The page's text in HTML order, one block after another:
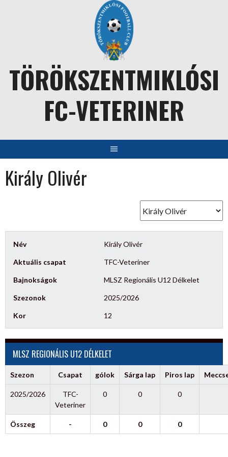
TÖRÖKSZENTMIKLÓSI
FC-VETERINER
Király Olivér
Név Király Olivér
Aktuális csapat TFC-Veteriner
Bajnokságok MLSZ Regionális U12 Délkelet
Szezonok 2025/2026
Kor 12
MLSZ REGIONÁLIS U12 DÉLKELET
Szezon Csapat gólok Sárga lap Piros lap
2025/2026
TFC-
Veteriner
0 0 0
Összeg - 0 0 0